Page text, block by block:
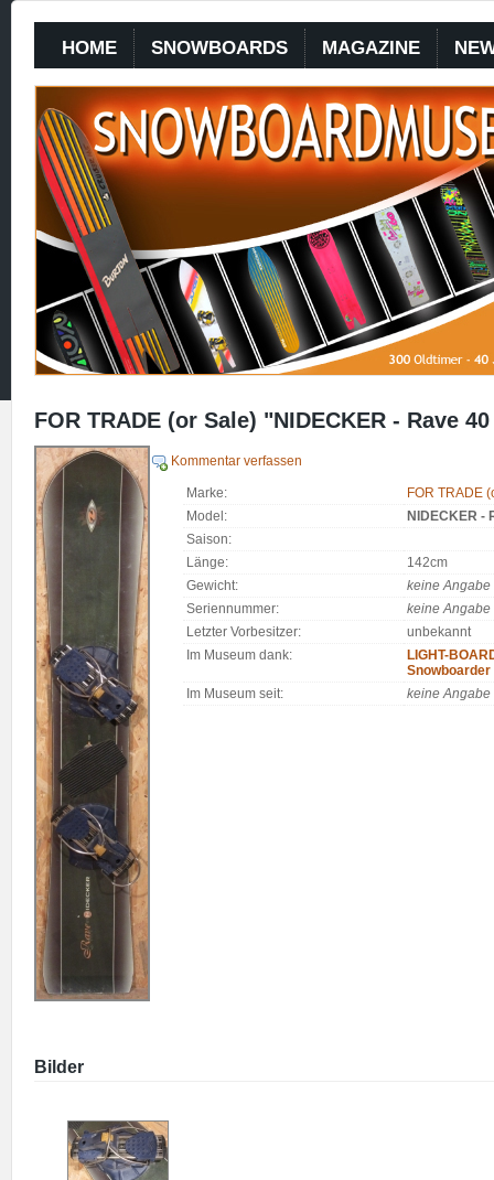
HOME SNOWBOARDS MAGAZINE
FOR TRADE (or Sale) "NIDECKER - Rave
Kommentar verfassen
Marke:
FOR TRADE
Model:
NIDECKER -
Saison:
Länge:
142cm
Gewicht:
keine Angabe
Seriennummer:
keine Angabe
Letzter Vorbesitzer:
unbekannt
Im Museum dank:
LIGHT-
Snowboarder
Im Museum seit:
keine Angabe
Bilder